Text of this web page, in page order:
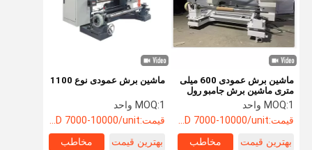
ماشین برش عمودی نوع 1100
MOQ:1 واحد
قیمت:USD 7000-10000/unit
بهترین قیمت
مخاطب
ماشین برش عمودی 600 میلی
متری ماشین برش جامبو رول
برای فیلم بسته بندی
MOQ:1 واحد
قیمت:USD 7000-10000/unit
بهترین قیمت
مخاطب